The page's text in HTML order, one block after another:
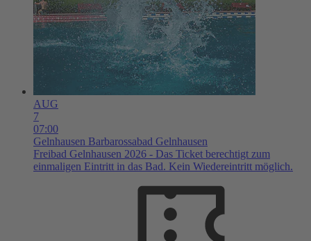
AUG
7
07:00
Gelnhausen Barbarossabad Gelnhausen
Freibad Gelnhausen 2026 - Das Ticket berechtigt zum
einmaligen Eintritt in das Bad. Kein Wiedereintritt möglich.